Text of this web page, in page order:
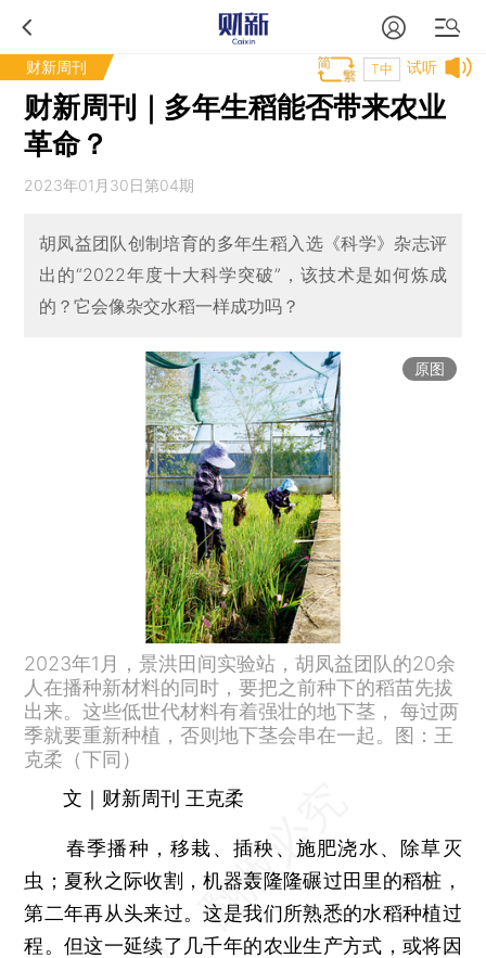
财新周刊 试听
T中
财新周刊｜多年生稻能否带来农业
革命？
2023年01月30日第04期
胡凤益团队创制培育的多年生稻入选《科学》杂志评
出的“2022年度十大科学突破”，该技术是如何炼成
的？它会像杂交水稻一样成功吗？
原图
2023年1月，景洪田间实验站，胡凤益团队的20余
人在播种新材料的同时，要把之前种下的稻苗先拔
出来。这些低世代材料有着强壮的地下茎， 每过两
季就要重新种植，否则地下茎会串在一起。图：王
克柔（下同）
文｜财新周刊 王克柔
春季播种，移栽、插秧、施肥浇水、除草灭
虫；夏秋之际收割，机器轰隆隆碾过田里的稻桩，
第二年再从头来过。这是我们所熟悉的水稻种植过
程。但这一延续了几千年的农业生产方式，或将因